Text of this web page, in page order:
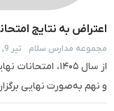
در my.medu.ir
مجموعه مدارس سلام تیر 9, 1405
از سال ۱۴۰۵،
و نهم به‌صورت نهایی